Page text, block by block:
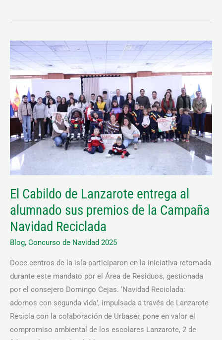
El Cabildo de Lanzarote entrega al
alumnado sus premios de la Campaña
Navidad Reciclada
Blog, Concurso de Navidad 2025
Doce centros de la isla participaron en la iniciativa retomada
durante este mandato por el Área de Residuos, gestionada
por el consejero Domingo Cejas. ‘Navidad Reciclada:
adornos con segunda vida’, impulsada a través de Lanzarote
Recicla con la colaboración de Urbaser, pone en valor el
compromiso ambiental de los escolares Lanzarote, 2 de
El
Cabildo
de
Lanzarote
entrega
al
alumnado
sus
premios
Campaña
Navidad
Reciclada